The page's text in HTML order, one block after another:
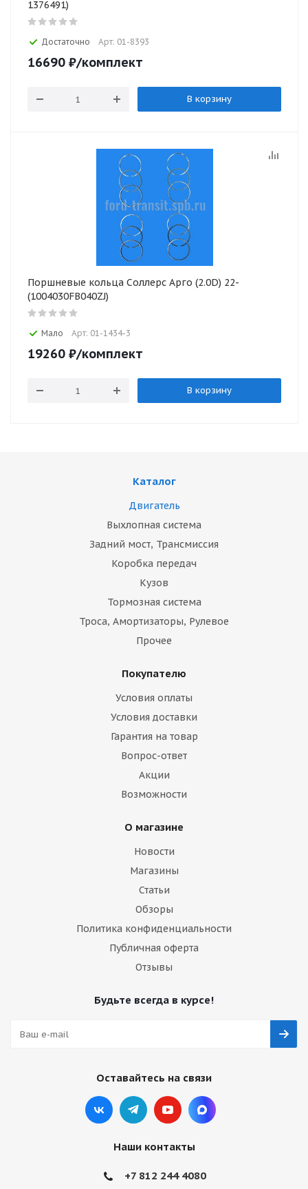
1376491)
Достаточно Арт: 01-8393
16690 ₽/комплект
В корзину
Поршневые кольца Соллерс Арго (2.0D) 22-
(1004030FB040ZJ)
Мало Арт: 01-1434-3
19260 ₽/комплект
В корзину
Каталог
Двигатель
Выхлопная система
Задний мост, Трансмиссия
Коробка передач
Кузов
Тормозная система
Троса, Амортизаторы, Рулевое
Прочее
Покупателю
Условия оплаты
Условия доставки
Гарантия на товар
Вопрос-ответ
Акции
Возможности
О магазине
Новости
Магазины
Статьи
Обзоры
Политика конфиденциальности
Публичная оферта
Отзывы
Будьте всегда в курсе!
Оставайтесь на связи
Наши контакты
+7 812 244 4080